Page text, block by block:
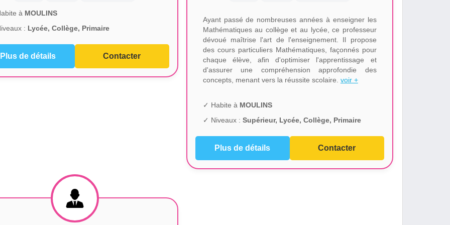
à MOULINS
: Lycée, Collège, Primaire
Plus de détails Contacter
Ayant passé de nombreuses années à enseigner les
Mathématiques au collège et au lycée, ce professeur
dévoué maîtrise l'art de l'enseignement. Il propose
des cours particuliers Mathématiques, façonnés pour
chaque élève, afin d'optimiser l'apprentissage et
d'assurer une compréhension approfondie des
concepts, menant vers la réussite scolaire. voir +
✓ Habite à MOULINS
✓ Niveaux : Supérieur, Lycée, Collège, Primaire
Plus de détails Contacter